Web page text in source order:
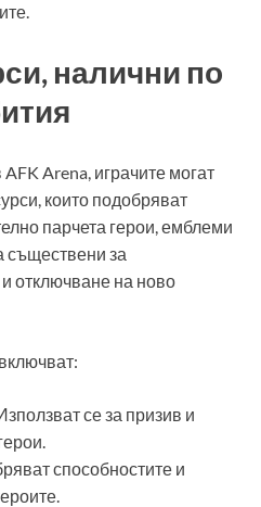
налични по
Arena, играчите могат
които подобряват
парчета герои, емблеми
съществени за
отключване на ново
се за призив и
способностите и